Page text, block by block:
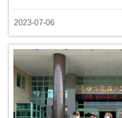
2023-07-06